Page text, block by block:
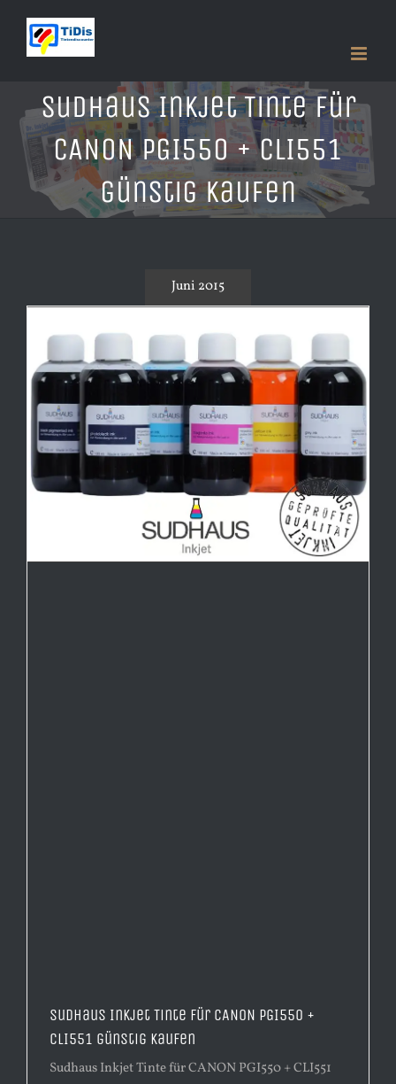
Inhalt
Sudhaus Inkjet Tinte für
CANON PGI550 + CLI551
günstig kaufen
Juni 2015
Sudhaus Inkjet Tinte für CANON PGI550 +
CLI551 günstig kaufen
Sudhaus Inkjet Tinte für CANON PGI550 + CLI551